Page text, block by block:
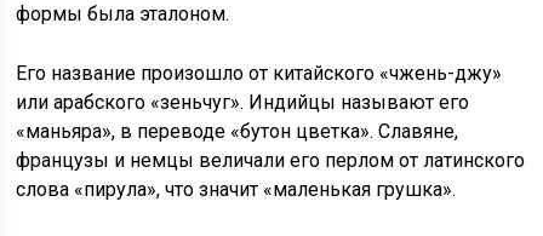
формы была эталоном.
Его название произошло от китайского «чжень-джу»
или арабского «зеньчуг». Индийцы называют его
«маньяра», в переводе «бутон цветка». Славяне,
французы и немцы величали его перлом от латинского
слова «пирула», что значит «маленькая грушка».